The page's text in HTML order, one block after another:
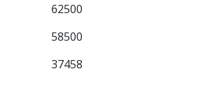
62500
58500
37458